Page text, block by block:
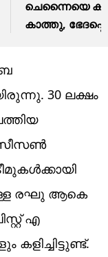
ചെന്നൈയെ
കാത്തു,
30 ലക്ഷം
രഘു ആകെ
എ
കളിച്ചിട്ടുണ്ട്.